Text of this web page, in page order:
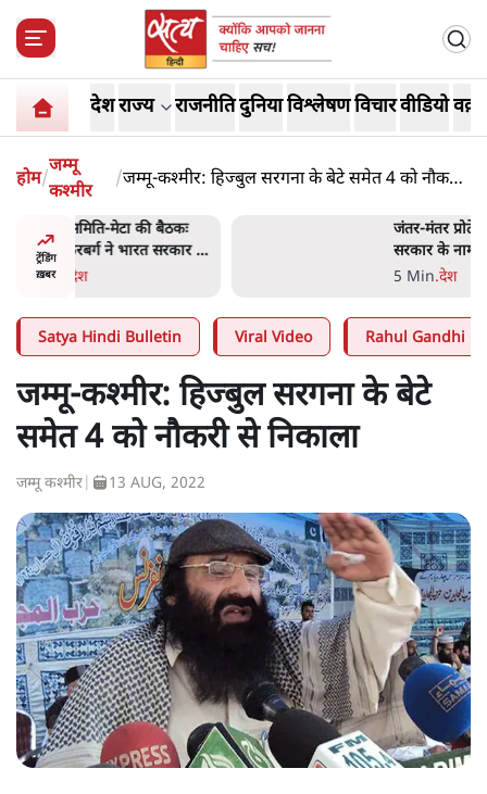
देशराज्य राजनीतिदुनियाविश्लेषणविचारवीडियो
होम/
जम्मू
कश्मीर
/जम्मू-कश्मीर: हिज्बुल सरगना के बेटे समेत 4 को नौकरी
ट्रेंडिंग
ख़बर
से
जंतर-मंतर प्रोटेस्ट- 'ताकतवर
सरकार के नाम पर आक्रामकता न
दिखाए पुलिस, जेन जी को सुने':
Satya Hindi Bulletin Viral Video Rahul Gandhi
जम्मू-कश्मीर: हिज्बुल सरगना के बेटे
समेत 4 को नौकरी से निकाला
जम्मू कश्मीर 13 AUG, 2022